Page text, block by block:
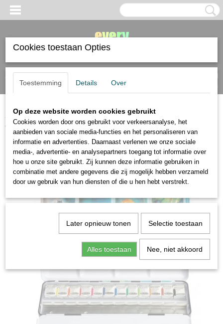
Inloggen Registreren
(0)
Home>verf>aquarelverf>AANBIEDING Schmincke Akademie
aquarelverf Limited Edition 12 napjes
Cookies toestaan Opties
Toestemming Details Over
Op deze website worden cookies gebruikt
Cookies worden door ons gebruikt voor verkeersanalyse, het
aanbieden van sociale media-functies en het personaliseren van
informatie en advertenties. Daarnaast verlenen we onze sociale
media-, advertentie- en analysepartners toegang tot informatie over
hoe u onze site gebruikt. Zij kunnen deze informatie gebruiken in
combinatie met andere gegevens die zij mogelijk hebben verzameld
door uw gebruik van hun diensten of die u hen hebt verstrekt.
Later opnieuw tonen Selectie toestaan
Alles toestaan Nee, niet akkoord